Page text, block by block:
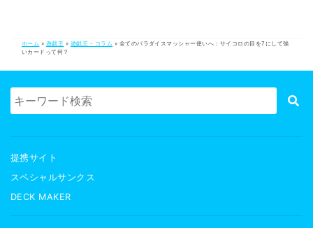
ホーム » 遊戯王 » 遊戯王 - コラム » 全てのパラダイスマッシャー使いへ：サイコロの目を7にして強
いカードって何？
提携サイト
スペシャルサンクス
DECK MAKER